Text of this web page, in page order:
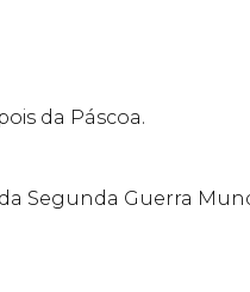
da Páscoa.
Segunda Guerra